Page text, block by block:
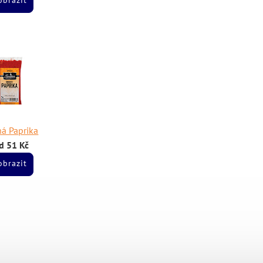
Paprika
51 Kč